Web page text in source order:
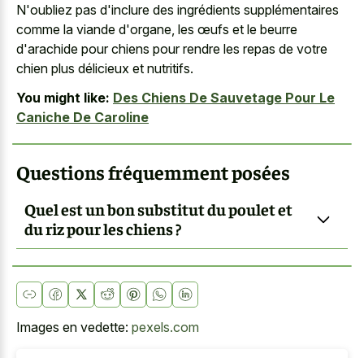
N'oubliez pas d'inclure des ingrédients supplémentaires
comme la viande d'organe, les œufs et le beurre
d'arachide pour chiens pour rendre les repas de votre
chien plus délicieux et nutritifs.
You might like: Des Chiens De Sauvetage Pour Le
Caniche De Caroline
Questions fréquemment posées
Quel est un bon substitut du poulet et
du riz pour les chiens ?
Images en vedette: pexels.com